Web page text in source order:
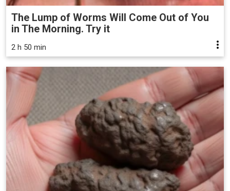
The Lump of Worms Will Come Out of You
in The Morning. Try it
2 h 50 min